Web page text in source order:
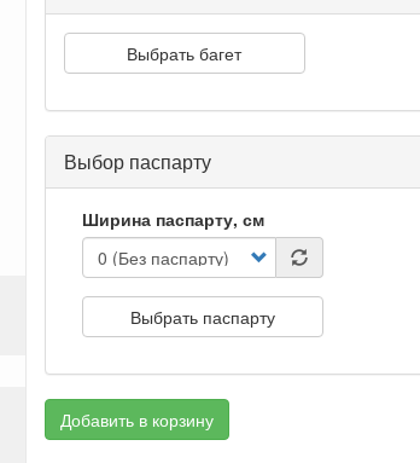
Выбрать багет
Выбор паспарту
Ширина паспарту, см
Выбрать паспарту
Добавить в корзину